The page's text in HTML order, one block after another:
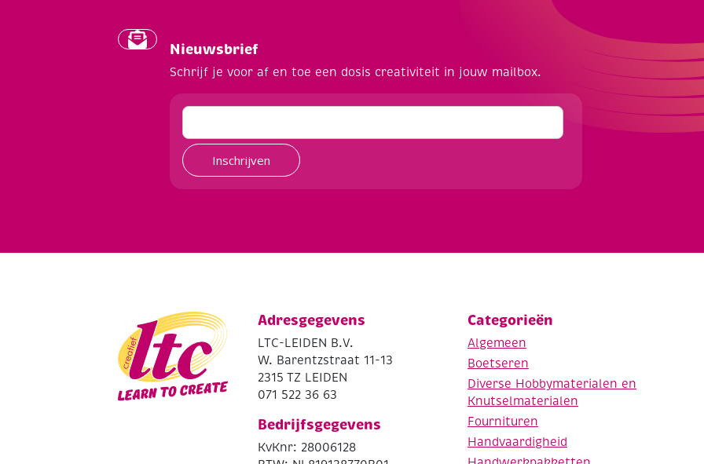
Nieuwsbrief
Schrijf je voor af en toe een dosis creativiteit in jouw mailbox.
Inschrijven
Adresgegevens
LTC-LEIDEN B.V.
W. Barentzstraat 11-13
2315 TZ LEIDEN
071 522 36 63
Bedrijfsgegevens
KvKnr: 28006128
Categorieën
Algemeen
Boetseren
Diverse Hobbymaterialen en
Knutselmaterialen
Fournituren
Handvaardigheid